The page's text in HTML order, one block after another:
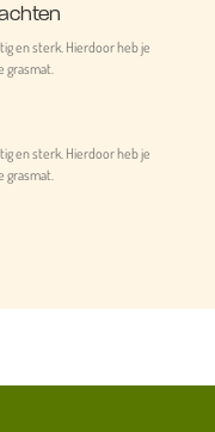
en sterk. Hierdoor heb je
grasmat.
en sterk. Hierdoor heb je
grasmat.